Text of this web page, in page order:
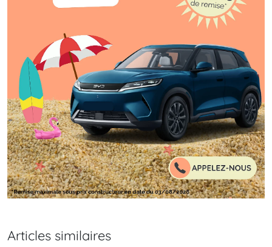
Articles similaires